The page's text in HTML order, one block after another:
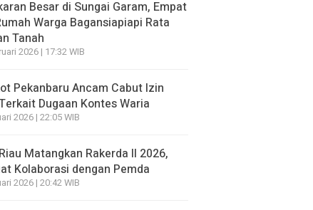
Besar di Sungai Garam, Empat
Warga Bagansiapiapi Rata
Tanah
2026 | 17:32 WIB
Pekanbaru Ancam Cabut Izin
Dugaan Kontes Waria
2026 | 22:05 WIB
Matangkan Rakerda II 2026,
Kolaborasi dengan Pemda
2026 | 20:42 WIB